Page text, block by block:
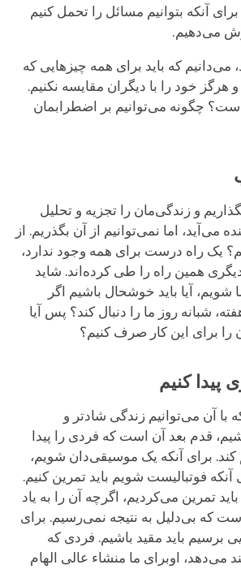
برای آنکه بتوانیم مسائل را تحمل کنیم
می‌دهیم.
می‌دانیم که باید برای همه چیزهایی که
هرگز خود را با دیگران مقایسه نکنیم.
است؟ چگونه می‌توانیم بر اضطرابمان
و زندگی‌مان را تجزیه و تحلیل
می‌آید، اما نمی‌توانیم از آن بگذریم. از
یک راه درست برای همه وجود ندارد،
دیگری همین راه را طی کرده‌اند. شاید
شویم، آیا باید خوشحال باشیم اگر
شبانه روز ما را دنبال کند؟ پس آیا
را برای این کار صرف کنیم؟
پیدا کنیم
با آن می‌توانیم زندگی شادتر و
قدم بعد آن است که فردی را پیدا
برای آنکه یک موسیقی‌دان شویم،
آنکه فوتبالیست شویم باید تمرین کنیم.
تمرین می‌کردیم، اگرچه آن را به یاد
که بی‌دلیل به نتیجه نمی‌رسیم. برای
برسیم باید مقید باشیم. فردی که
می‌دهد، اوبرای ما منشاء عالی الهام